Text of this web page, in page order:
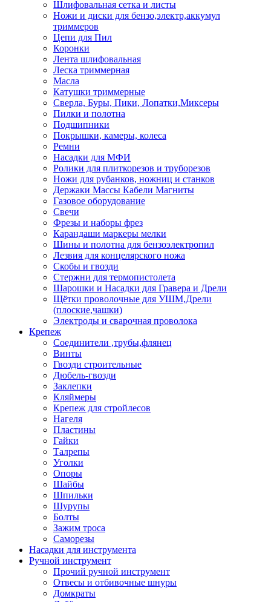
Шлифовальная сетка и листы
Ножи и диски для бензо,электр,аккумул
триммеров
Цепи для Пил
Коронки
Лента шлифовальная
Леска триммерная
Масла
Катушки триммерные
Сверла, Буры, Пики, Лопатки,Миксеры
Пилки и полотна
Подшипники
Покрышки, камеры, колеса
Ремни
Насадки для МФИ
Ролики для плиткорезов и труборезов
Ножи для рубанков, ножниц и станков
Держаки Массы Кабели Магниты
Газовое оборудование
Свечи
Фрезы и наборы фрез
Карандаши маркеры мелки
Шины и полотна для бензоэлектропил
Лезвия для концелярского ножа
Скобы и гвозди
Стержни для термопистолета
Шарошки и Насадки для Гравера и Дрели
Щётки проволочные для УШМ,Дрели
(плоские,чашки)
Электроды и сварочная проволока
Крепеж
Соединители ,трубы,флянец
Винты
Гвозди строительные
Дюбель-гвозди
Заклепки
Кляймеры
Крепеж для стройлесов
Нагеля
Пластины
Гайки
Талрепы
Уголки
Опоры
Шайбы
Шпильки
Шурупы
Болты
Зажим троса
Саморезы
Насадки для инструмента
Ручной инструмент
Прочий ручной инструмент
Отвесы и отбивочные шнуры
Домкраты